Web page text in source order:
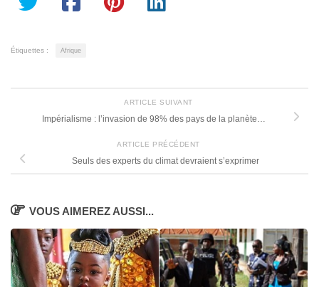
Étiquettes : Afrique
ARTICLE SUIVANT
Impérialisme : l’invasion de 98% des pays de la planète…
ARTICLE PRÉCÉDENT
Seuls des experts du climat devraient s’exprimer
VOUS AIMEREZ AUSSI...